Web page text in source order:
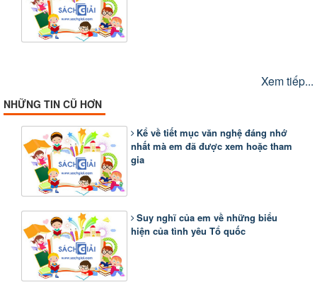
Xem tiếp...
NHỮNG TIN CŨ HƠN
Kể về tiết mục văn nghệ đáng nhớ
nhất mà em đã được xem hoặc tham
gia
Suy nghĩ của em về những biểu
hiện của tình yêu Tổ quốc